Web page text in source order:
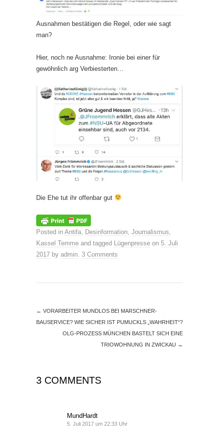
Ausnahmen bestätigen die Regel, oder wie sagt
man?
Hier, noch ne Ausnahme: Ironie bei einer für
gewöhnlich arg Verbiesterten…
Die Ehe tut ihr offenbar gut
Posted in Antifa, Desinformation, Journalismus,
Kassel Temme and tagged Lügenpresse on 5. Juli
2017 by admin. 3 Comments
← VORARBEITER MUNDLOS BEI MARSCHNER-
BAUSERVICE? WIE SICHER IST PUMUCKLS „WAHRHEIT“?
OLG-PROZESS MÜNCHEN BASTELT SICH EINE
TRIOWOHNUNG IN ZWICKAU →
3 COMMENTS
MundHardt
5. Juli 2017 um 22:33 Uhr